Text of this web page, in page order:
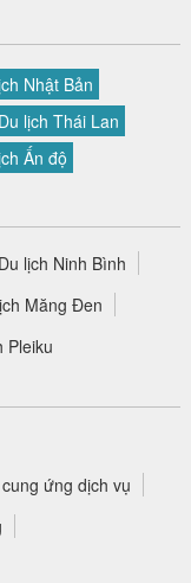
Nhật Bản
Du lịch Thái Lan
Ấn độ
Du lịch Ninh Bình
Măng Đen
Pleiku
ứng dịch vụ